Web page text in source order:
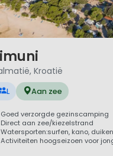
Kroatië
L Aan zee
Goed verzorgde gezinscamping
Direct aan zee/kiezelstrand
Watersporten:surfen, kano, duiken
Activiteiten hoogseizoen voor